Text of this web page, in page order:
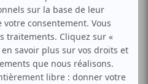
qu'il y aura une offre promo